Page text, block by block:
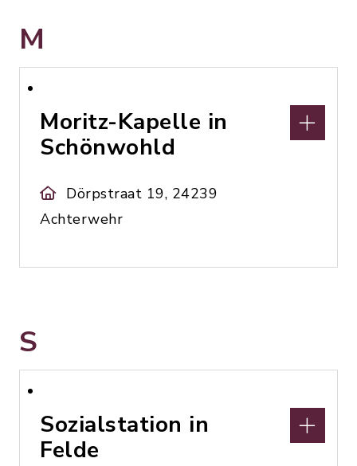
M
Moritz-Kapelle in
Schönwohld
Dörpstraat 19, 24239
Achterwehr
S
Sozialstation in
Felde